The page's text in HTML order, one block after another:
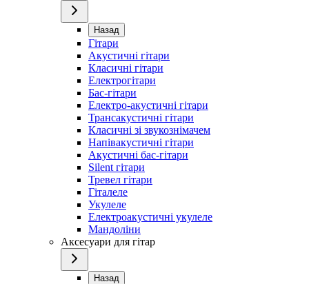
Назад
Гітари
Акустичні гітари
Класичні гітари
Електрогітари
Бас-гітари
Електро-акустичні гітари
Трансакустичні гітари
Класичні зі звукознімачем
Напівакустичні гітари
Акустичні бас-гітари
Silent гітари
Тревел гітари
Гіталеле
Укулеле
Електроакустичні укулеле
Мандоліни
Аксесуари для гітар
Назад